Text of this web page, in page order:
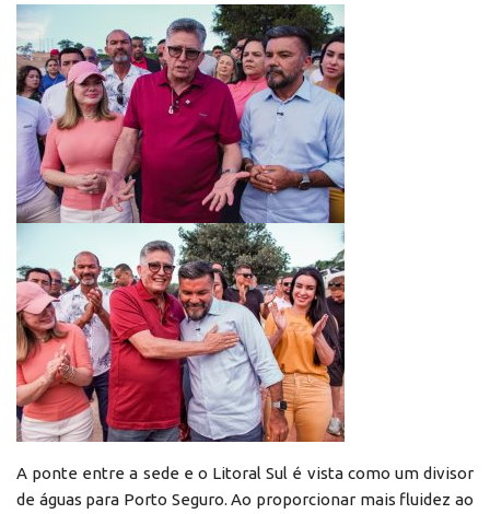
A ponte entre a sede e o Litoral Sul é vista como um divisor
de águas para Porto Seguro. Ao proporcionar mais fluidez ao